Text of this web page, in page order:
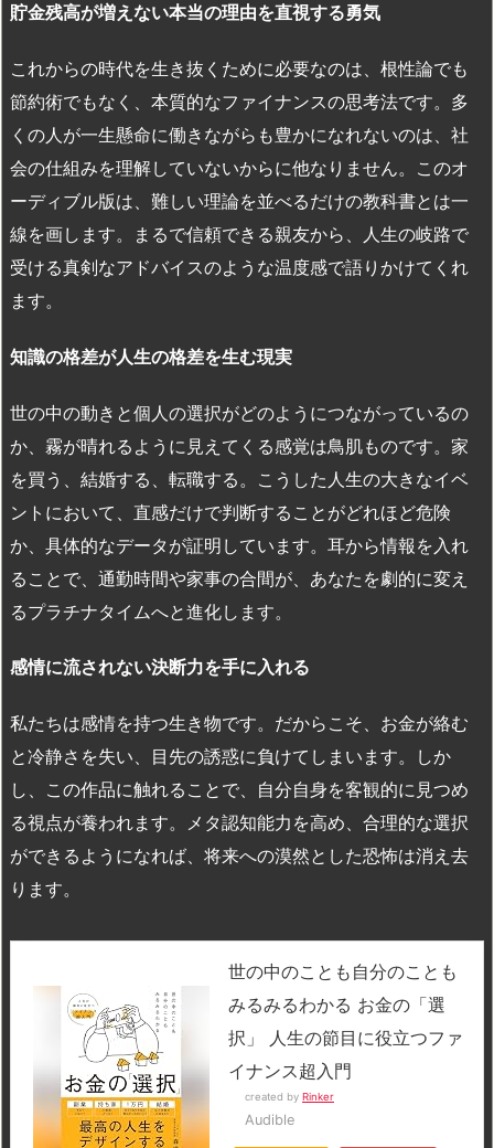
貯金残高が増えない本当の理由を直視する勇気
これからの時代を生き抜くために必要なのは、根性論でも
節約術でもなく、本質的なファイナンスの思考法です。多
くの人が一生懸命に働きながらも豊かになれないのは、社
会の仕組みを理解していないからに他なりません。このオ
ーディブル版は、難しい理論を並べるだけの教科書とは一
線を画します。まるで信頼できる親友から、人生の岐路で
受ける真剣なアドバイスのような温度感で語りかけてくれ
ます。
知識の格差が人生の格差を生む現実
世の中の動きと個人の選択がどのようにつながっているの
か、霧が晴れるように見えてくる感覚は鳥肌ものです。家
を買う、結婚する、転職する。こうした人生の大きなイベ
ントにおいて、直感だけで判断することがどれほど危険
か、具体的なデータが証明しています。耳から情報を入れ
ることで、通勤時間や家事の合間が、あなたを劇的に変え
るプラチナタイムへと進化します。
感情に流されない決断力を手に入れる
私たちは感情を持つ生き物です。だからこそ、お金が絡む
と冷静さを失い、目先の誘惑に負けてしまいます。しか
し、この作品に触れることで、自分自身を客観的に見つめ
る視点が養われます。メタ認知能力を高め、合理的な選択
ができるようになれば、将来への漠然とした恐怖は消え去
ります。
世の中のことも自分のことも
みるみるわかる お金の「選
択」 人生の節目に役立つファ
イナンス超入門
created by Rinker
Audible